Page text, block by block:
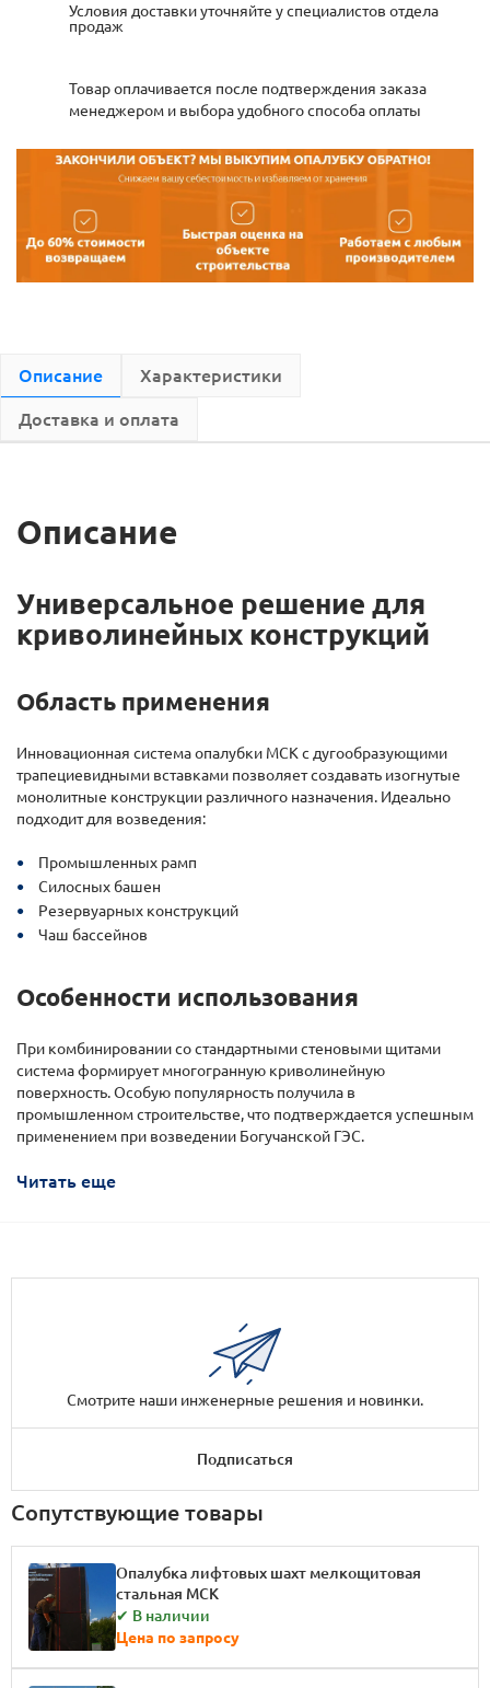
Условия доставки уточняйте у специалистов отдела
продаж
Товар оплачивается после подтверждения заказа
менеджером и выбора удобного способа оплаты
Описание Характеристики
Доставка и оплата
Описание
Универсальное решение для
криволинейных конструкций
Область применения
Инновационная система опалубки МСК с дугообразующими
трапециевидными вставками позволяет создавать изогнутые
монолитные конструкции различного назначения. Идеально
подходит для возведения:
Промышленных рамп
Силосных башен
Резервуарных конструкций
Чаш бассейнов
Особенности использования
При комбинировании со стандартными стеновыми щитами
система формирует многогранную криволинейную
поверхность. Особую популярность получила в
промышленном строительстве, что подтверждается успешным
применением при возведении Богучанской ГЭС.
Читать еще
Смотрите наши инженерные решения и новинки.
Подписаться
Сопутствующие товары
Опалубка лифтовых шахт мелкощитовая
стальная МСК
✔ В наличии
Цена по запросу